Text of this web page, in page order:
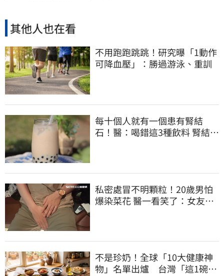
其他人也在看
不用跑跑跳跳！研究曝「1動作
可降血壓」：勝過游泳、重訓
每十個人就有一個患有腎結
石！醫：喝錯這3種飲料 腎結石
私密處冒不明顆粒！20歲男怕
爆染菜花 醫一看笑了：女友常
不是珍奶！全球「10大健康神
物」名單出爐 台灣「這1碗」